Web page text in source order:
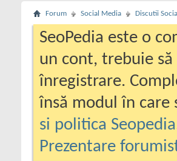
Forum Social Media Discutii
SeoPedia este o
un cont, trebuie
înregistrare.
însă modul în
si politica Seopedia
Prezentare